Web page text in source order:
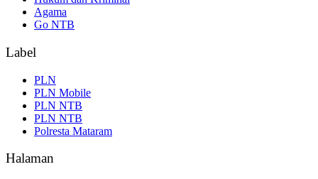
Agama
Go NTB
Label
PLN
PLN Mobile
PLN NTB
PLN NTB
Polresta Mataram
Halaman